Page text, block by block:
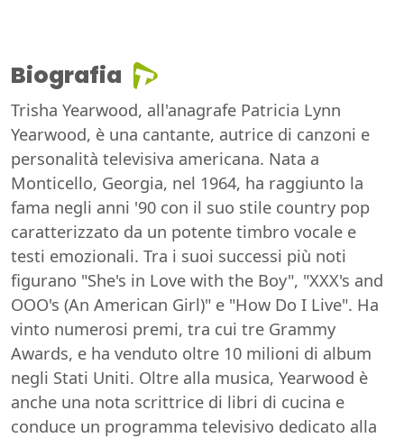
Biografia
Trisha Yearwood, all'anagrafe Patricia Lynn
Yearwood, è una cantante, autrice di canzoni e
personalità televisiva americana. Nata a
Monticello, Georgia, nel 1964, ha raggiunto la
fama negli anni '90 con il suo stile country pop
caratterizzato da un potente timbro vocale e
testi emozionali. Tra i suoi successi più noti
figurano "She's in Love with the Boy", "XXX's and
OOO's (An American Girl)" e "How Do I Live". Ha
vinto numerosi premi, tra cui tre Grammy
Awards, e ha venduto oltre 10 milioni di album
negli Stati Uniti. Oltre alla musica, Yearwood è
anche una nota scrittrice di libri di cucina e
conduce un programma televisivo dedicato alla